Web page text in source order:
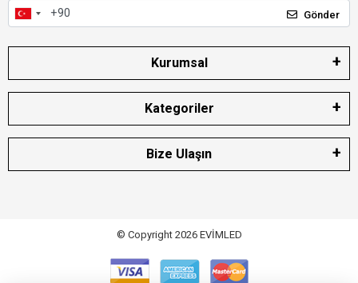
Gönder
Kurumsal
Kategoriler
Bize Ulaşın
© Copyright 2026 EVİMLED